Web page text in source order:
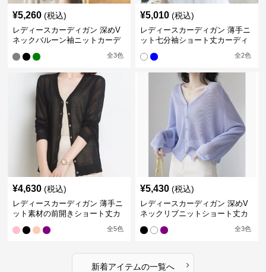
¥5,260 (税込)
レディースカーディガン 深めV
ネックバルーン袖ニットカーデ
全3色
¥5,010 (税込)
レディースカーディガン 薄手ニ
ット七分袖ショート丈カーディ
全2色
¥4,630 (税込)
レディースカーディガン 薄手ニ
ット素材の前開きショート丈カ
全5色
¥5,430 (税込)
レディースカーディガン 深めV
ネックリブニットショート丈カ
全3色
新着アイテムの一覧へ ›